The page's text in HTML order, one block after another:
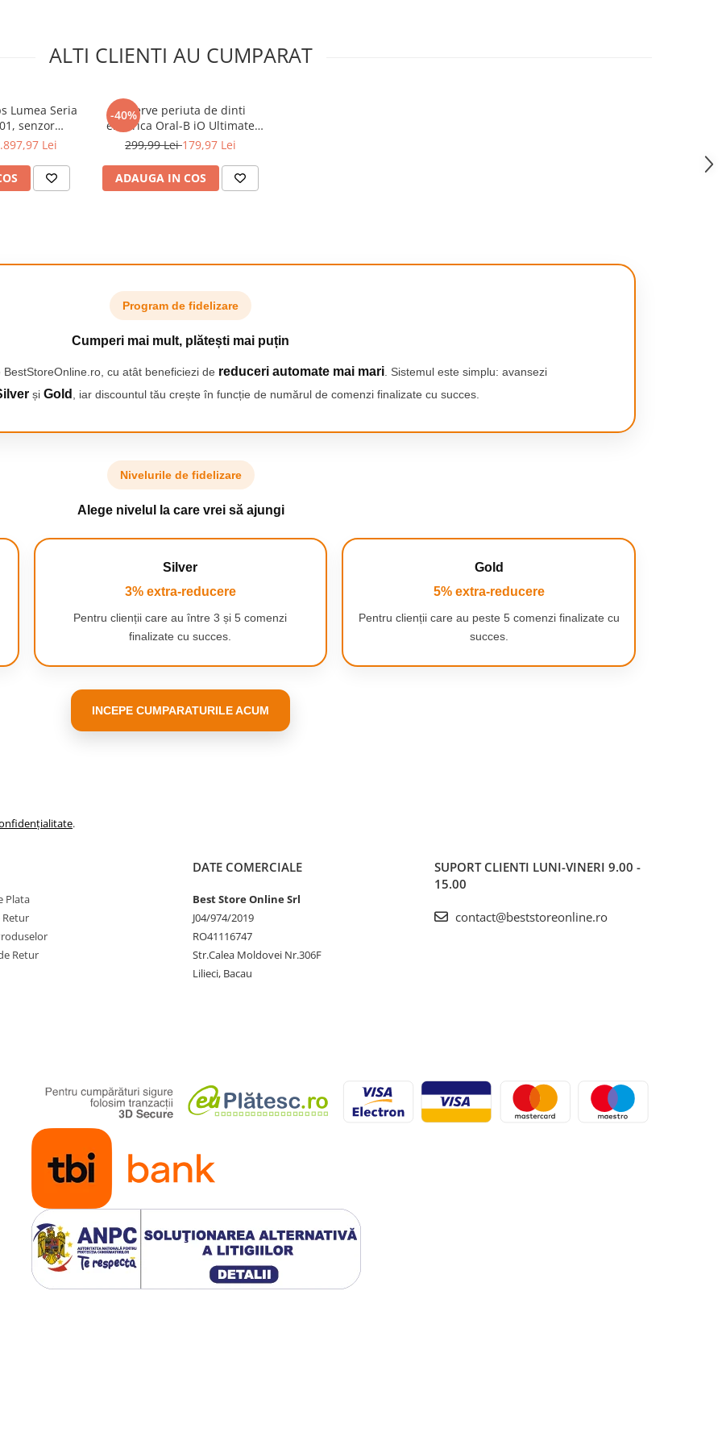
superioara
de periaj Oral-B Cross
de periaj Oral-B Cross
sunt compatibile cu toate
de dinti reincarcabile
B, cu exceptia gamei iO.
ALTI CLIENTI AU CUMPARAT
Lumea Seria
01, senzor
la
fir, 450.000
fata, corp,
Lei
-40%
Rezerve periuta de dinti
electrica Oral-B iO Ultimate
Clean, compatibile doar cu
299,99 Lei179,97 Lei
ADAUGA IN COS
Program de fidelizare
Cumperi mai mult, plătești mai puțin
cu atât beneficiezi de reduceri automate mai mari . Sistemul este simplu: avansezi
și Gold , iar discountul tău crește în funcție de numărul de comenzi finalizate cu succes.
Nivelurile de fidelizare
Alege nivelul la care vrei să ajungi
Silver
3% extra-reducere
Pentru clienții care au între 3 și 5 comenzi
finalizate cu succes.
Gold
5% extra-reducere
Pentru clienții care au peste 5 comenzi finalizate cu
succes.
INCEPE CUMPARATURILE ACUM
.
Plata
Retur
Retur
DATE COMERCIALE
Best Store Online Srl
J04/974/2019
RO41116747
Str.Calea Moldovei Nr.306F
Lilieci, Bacau
SUPORT CLIENTI LUNI-VINERI 9.00 -
15.00
contact@beststoreonline.ro